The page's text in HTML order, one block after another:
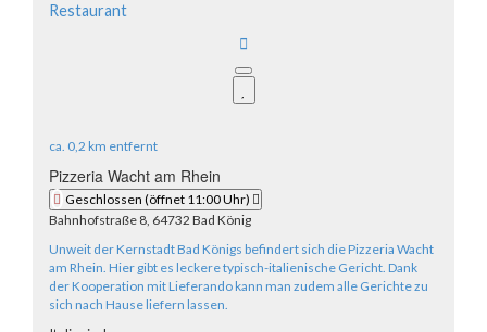
Restaurant
ca. 0,2 km entfernt
Pizzeria Wacht am Rhein
Geschlossen (öffnet 11:00 Uhr)
Bahnhofstraße 8, 64732 Bad König
Unweit der Kernstadt Bad Königs befindert sich die Pizzeria Wacht
am Rhein. Hier gibt es leckere typisch-italienische Gericht. Dank
der Kooperation mit Lieferando kann man zudem alle Gerichte zu
sich nach Hause liefern lassen.